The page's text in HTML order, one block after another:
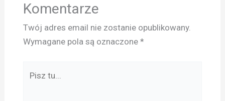
Komentarze
Twój adres email nie zostanie opublikowany.
Wymagane pola są oznaczone *
tu...